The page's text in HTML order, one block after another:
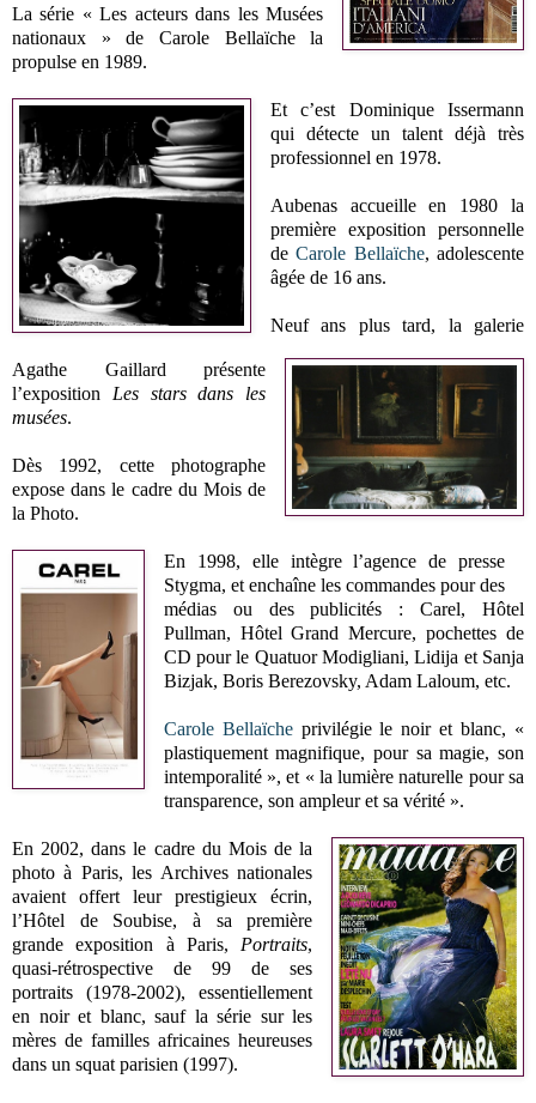
La série « Les acteurs dans les Musées
nationaux » de Carole Bellaïche la
propulse en 1989.
Et c’est Dominique Issermann
qui détecte un talent déjà très
professionnel en 1978.
Aubenas accueille en 1980 la
première exposition personnelle
deCarole Bellaïche, adolescente
âgée de 16 ans.
Neuf ans plus tard, la galerie
Agathe Gaillard présente
l’exposition Les stars dans les
musées.
Dès 1992, cette photographe
expose dans le cadre du Mois de
la Photo.
En 1998, elle intègre l’agence de presse
Stygma, et enchaîne les commandes pour des
médias ou des publicités : Carel, Hôtel
Pullman, Hôtel Grand Mercure, pochettes de
CD pour le Quatuor Modigliani, Lidija et Sanja
Bizjak, Boris Berezovsky, Adam Laloum, etc.
Carole Bellaïcheprivilégie le noir et blanc, «
plastiquement magnifique, pour sa magie, son
intemporalité », et « la lumière naturelle pour sa
transparence, son ampleur et sa vérité ».
En 2002, dans le cadre du Mois de la
photo à Paris, les Archives nationales
avaient offert leur prestigieux écrin,
l’Hôtel de Soubise, à sa première
grande exposition à Paris, Portraits,
quasi-rétrospective de 99 de ses
portraits (1978-2002), essentiellement
en noir et blanc, sauf la série sur les
mères de familles africaines heureuses
dans un squat parisien (1997).